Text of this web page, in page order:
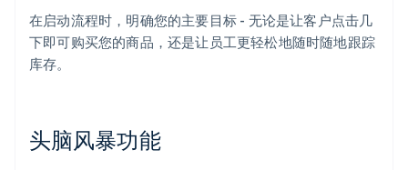
在启动流程时，明确您的主要目标 - 无论是让客户点击几
下即可购买您的商品，还是让员工更轻松地随时随地跟踪
库存。
头脑风暴功能